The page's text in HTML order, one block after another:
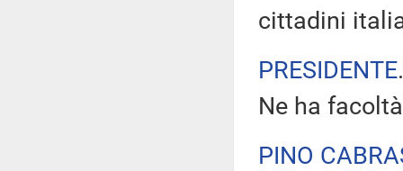
cittadini
PRESIDENTE
Ne ha
PINO